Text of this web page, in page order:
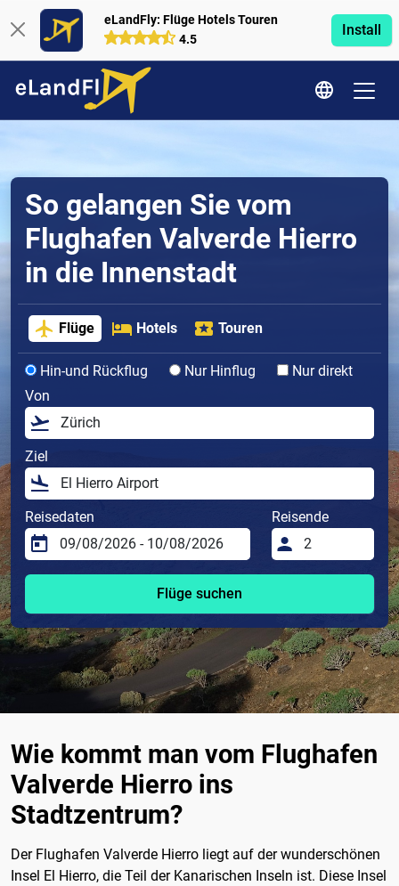
eLandFly: Flüge Hotels Touren
4.5
Install
So gelangen Sie vom
Flughafen Valverde Hierro
in die Innenstadt
Flüge Hotels Touren
Hin-und Rückflug Nur Hinflug
Nur direkt
Von
Ziel
Reisedaten Reisende
Flüge suchen
Wie kommt man vom Flughafen
Valverde Hierro ins
Stadtzentrum?
Der Flughafen Valverde Hierro liegt auf der wunderschönen
Insel El Hierro, die Teil der Kanarischen Inseln ist. Diese Insel